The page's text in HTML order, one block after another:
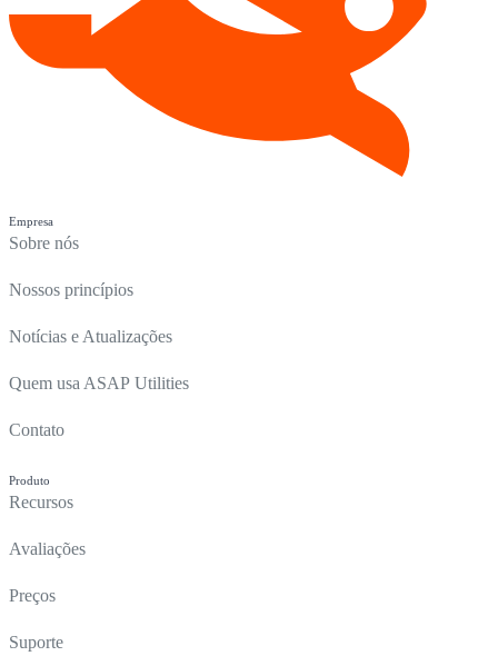
Empresa
Sobre nós
Nossos princípios
Notícias e Atualizações
Quem usa ASAP Utilities
Contato
Produto
Recursos
Avaliações
Preços
Suporte